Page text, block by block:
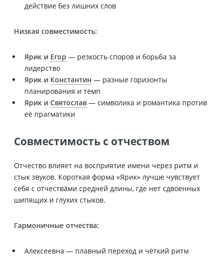
действие без лишних слов
Низкая совместимость:
Ярик и Егор — резкость споров и борьба за
лидерство
Ярик и Константин — разные горизонты
планирования и темп
Ярик и Святослав — символика и романтика против
её прагматики
Совместимость с отчеством
Отчество влияет на восприятие имени через ритм и
стык звуков. Короткая форма «Ярик» лучше чувствует
себя с отчества́ми средней длины, где нет сдвоенных
шипящих и глухих стыков.
Гармоничные отчества:
Алексеевна — плавный переход и чёткий ритм